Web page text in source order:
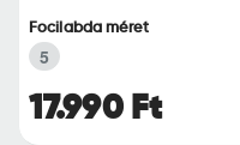
szól,..
17.990 Ft
Focilabda méret
5